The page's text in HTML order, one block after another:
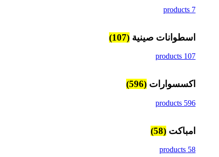
7 products
اسطوانات صينية (107)
107 products
اكسسوارات (596)
596 products
امباكت (58)
58 products